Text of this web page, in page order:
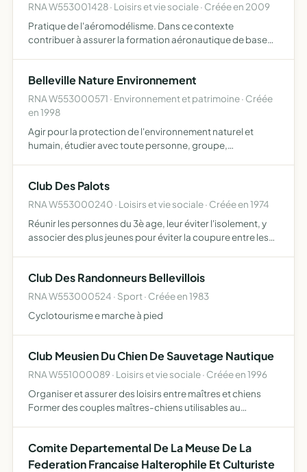
RNA W553001428 · Loisirs et vie sociale · Créée en 2009
Pratique de l'aéromodélisme. Dans ce contexte
contribuer à assurer la formation aéronautique de base
aéromodélistes par…
Belleville Nature Environnement
RNA W553000571 · Environnement et patrimoine · Créée
en 1998
Agir pour la protection de l'environnement naturel et
humain, étudier avec toute personne, groupe,
concours, contribu…
Club Des Palots
RNA W553000240 · Loisirs et vie sociale · Créée en 1974
Réunir les personnes du 3è age, leur éviter l'isolement, y
associer des plus jeunes pour éviter la coupure entre les
Club Des Randonneurs Bellevillois
RNA W553000524 · Sport · Créée en 1983
Cyclotourisme e marche à pied
Club Meusien Du Chien De Sauvetage Nautique
RNA W551000089 · Loisirs et vie sociale · Créée en 1996
Organiser et assurer des loisirs entre maîtres et chiens
Former des couples maîtres-chiens utilisables au
sauvetage n…
Comite Departemental De La Meuse De La
Federation Francaise Halterophile Et Culturiste